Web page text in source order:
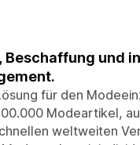
und
für den
Modeartikel,
weltweiten